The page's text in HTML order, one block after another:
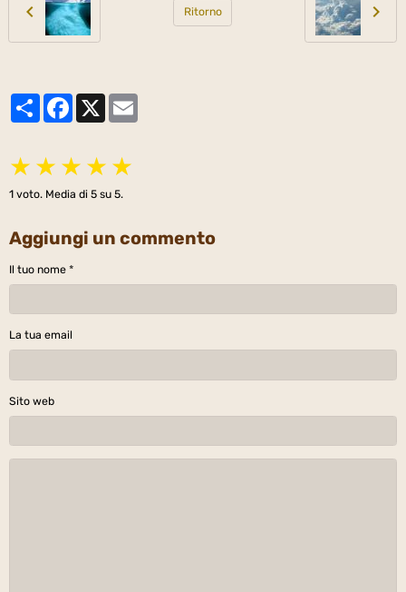
Ritorno
PartagerFacebook
X
★ ★ ★ ★ ★
1 voto. Media di 5 su 5.
Aggiungi un commento
Il tuo nome
La tua email
Sito web